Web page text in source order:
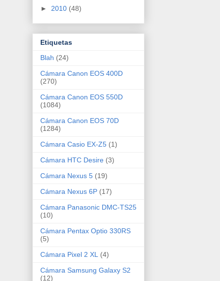
► 2010 (48)
Etiquetas
Blah (24)
Cámara Canon EOS 400D
(270)
Cámara Canon EOS 550D
(1084)
Cámara Canon EOS 70D
(1284)
Cámara Casio EX-Z5 (1)
Cámara HTC Desire (3)
Cámara Nexus 5 (19)
Cámara Nexus 6P (17)
Cámara Panasonic DMC-TS25
(10)
Cámara Pentax Optio 330RS
(5)
Cámara Pixel 2 XL
(4)
Cámara Samsung Galaxy S2
(12)